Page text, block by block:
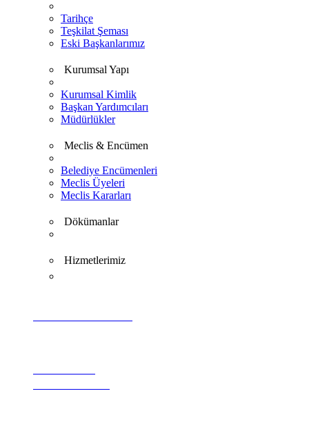
Tarihçe
Teşkilat Şeması
Eski Başkanlarımız
Kurumsal Yapı
Kurumsal Kimlik
Başkan Yardımcıları
Müdürlükler
Meclis & Encümen
Belediye Encümenleri
Meclis Üyeleri
Meclis Kararları
Dökümanlar
Hizmetlerimiz